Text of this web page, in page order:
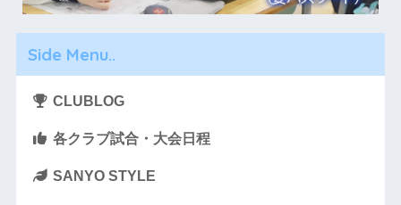
Side Menu..
CLUBLOG
各クラブ試合・大会日程
SANYO STYLE